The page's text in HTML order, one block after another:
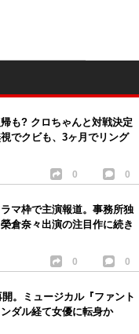
も? クロちゃんと対戦決定
でクビも、3ヶ月でリング
0 0
マ枠で主演報道。事務所独
倉奈々出演の注目作に続き
0 0
。ミュージカル『ファント
ダル経て女優に転身か